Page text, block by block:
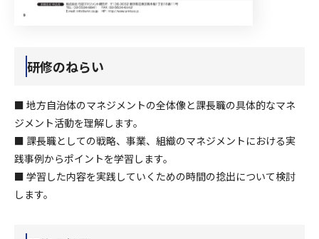
研修のねらい
■ 地方自治体のマネジメントの全体像と課長職の具体的なマネ
ジメント活動を理解します。
■ 課長職としての戦略、事業、組織のマネジメントにおける実
践事例からポイントを学習します。
■ 学習した内容を実践していくための時間の捻出について検討
します。